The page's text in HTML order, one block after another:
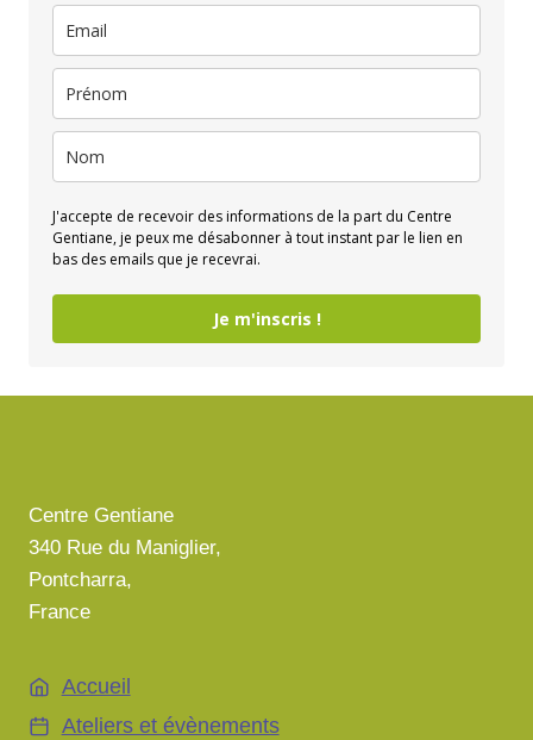
J'accepte de recevoir des informations de la part du Centre
Gentiane, je peux me désabonner à tout instant par le lien en
bas des emails que je recevrai.
Je m'inscris !
Centre Gentiane
340 Rue du Maniglier,
Pontcharra,
France
Accueil
Ateliers et évènements